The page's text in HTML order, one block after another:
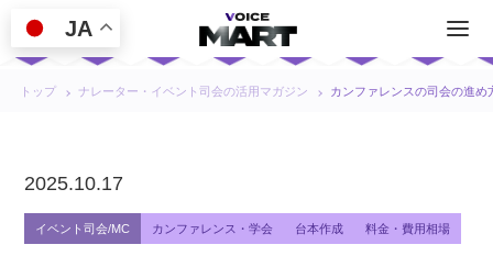
トップ ナレーター・イベント司会の活用マガジン カンファレンスの司会の進
2025.10.17
イベント司会/MC カンファレンス・学会 台本作成 料金・費用相場
JA